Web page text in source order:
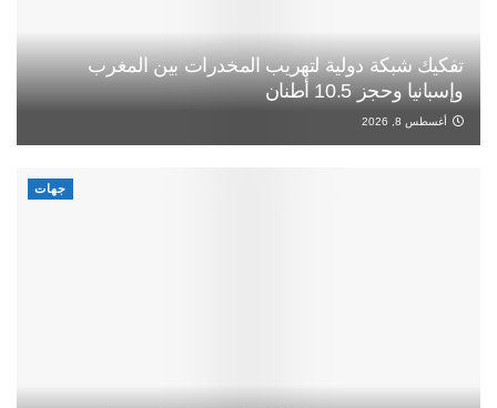
تفكيك شبكة دولية لتهريب المخدرات بين المغرب
وإسبانيا وحجز 10.5 أطنان
أغسطس 8, 2026
جهات